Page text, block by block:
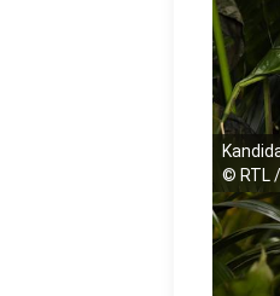
© RTL